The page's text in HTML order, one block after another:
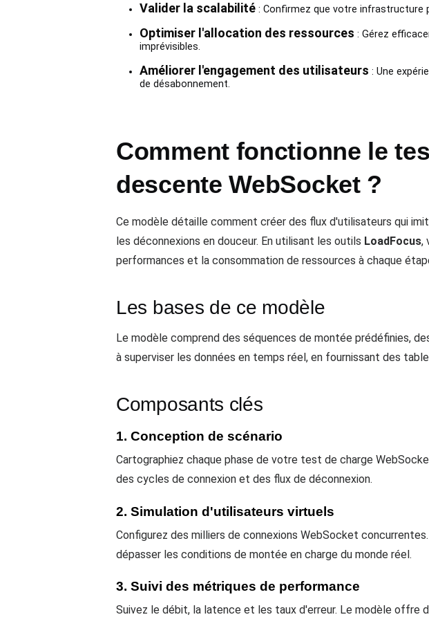
Valider la scalabilité: Confirmez que votre infrastructure
Optimiser l'allocation des ressources : Gérez
imprévisibles.
Améliorer l'engagement des utilisateurs : Une
de désabonnement.
Comment fonctionne le
descente WebSocket ?
Ce modèle détaille comment créer des flux d'utilisateurs qui
les déconnexions en douceur. En utilisant les outils LoadFocus,
performances et la consommation de ressources à chaque
Les bases de ce modèle
Le modèle comprend des séquences de montée prédéfinies,
à superviser les données en temps réel, en fournissant des
Composants clés
1. Conception de scénario
Cartographiez chaque phase de votre test de charge
des cycles de connexion et des flux de déconnexion.
2. Simulation d'utilisateurs virtuels
Configurez des milliers de connexions WebSocket
dépasser les conditions de montée en charge du monde réel.
3. Suivi des métriques de performance
Suivez le débit, la latence et les taux d'erreur. Le modèle